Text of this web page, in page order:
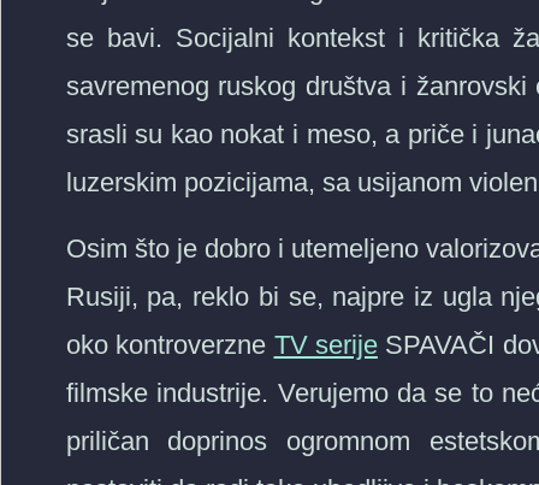
se bavi. Socijalni kontekst i kritička
savremenog ruskog društva i
srasli su kao nokat i meso, a priče i
luzerskim pozicijama, sa usijanom
Osim što je dobro i utemeljeno
Rusiji, pa, reklo bi se, najpre iz ugla
oko kontroverzne TV serijeSPAVAČI
filmske industrije. Verujemo da se to
priličan doprinos ogromnom